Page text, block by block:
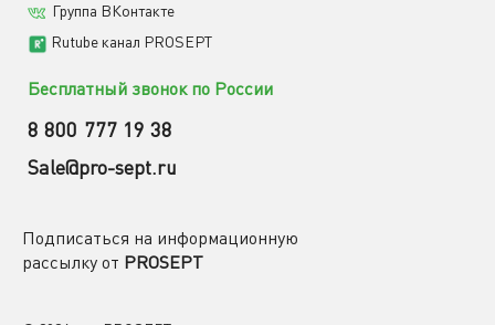
Группа ВКонтакте
Rutube канал PROSEPT
Бесплатный звонок по России
8 800 777 19 38
Sale@pro-sept.ru
Подписаться на информационную
рассылку от PROSEPT